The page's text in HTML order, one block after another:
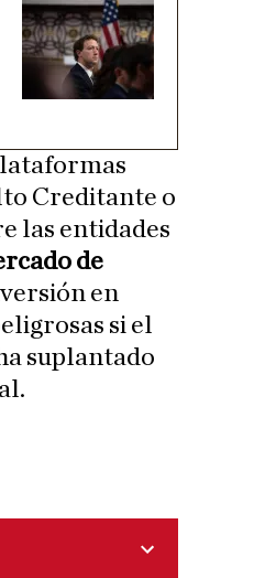
Creditante o
las entidades
de
en
si el
suplantado